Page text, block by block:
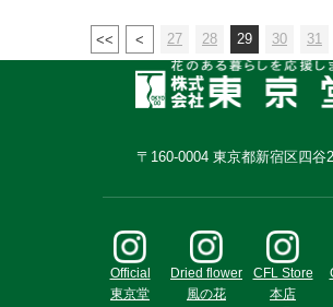
27 28 29 30 31
〒160-0004 東京都新宿区四谷
Official
東京堂
Dried flower
風の花
CFL Store
本店